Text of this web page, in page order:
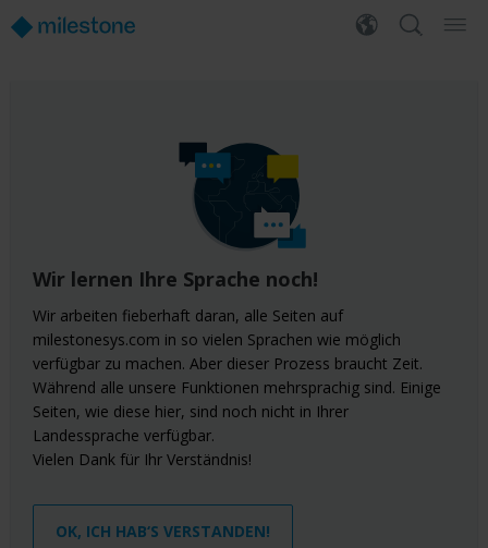
Wir lernen Ihre Sprache noch!
Wir arbeiten fieberhaft daran, alle Seiten auf
milestonesys.com in so vielen Sprachen wie möglich
verfügbar zu machen. Aber dieser Prozess braucht Zeit.
Während alle unsere Funktionen mehrsprachig sind. Einige
Seiten, wie diese hier, sind noch nicht in Ihrer
Landessprache verfügbar.
Vielen Dank für Ihr Verständnis!
OK, ICH HAB‘S VERSTANDEN!